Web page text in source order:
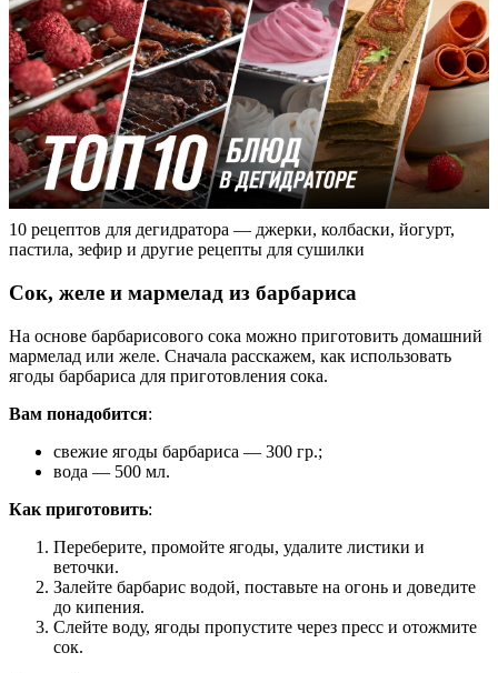
10 рецептов для дегидратора — джерки, колбаски, йогурт,
пастила, зефир и другие рецепты для сушилки
Сок, желе и мармелад из барбариса
На основе барбарисового сока можно приготовить домашний
мармелад или желе. Сначала расскажем, как использовать
ягоды барбариса для приготовления сока.
Вам понадобится:
свежие ягоды барбариса — 300 гр.;
вода — 500 мл.
Как приготовить:
Переберите, промойте ягоды, удалите листики и
веточки.
Залейте барбарис водой, поставьте на огонь и доведите
до кипения.
Слейте воду, ягоды пропустите через пресс и отожмите
сок.